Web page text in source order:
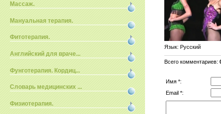
Массаж.
Мануальная терапия.
Фитотерапия.
Английский для враче...
Фунготерапия. Кордиц...
Словарь медицинских ...
Физиотерапия.
Язык: Русский
Всего комментариев:
Имя *:
Email *: